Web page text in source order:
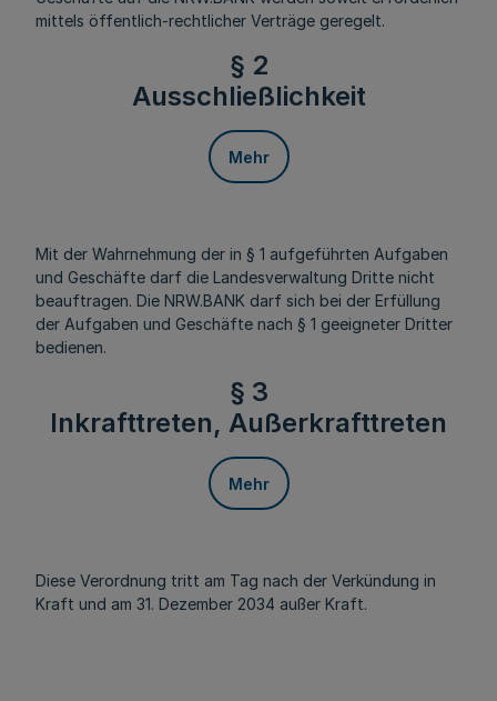
mittels öffentlich-rechtlicher Verträge geregelt.
§ 2
Ausschließlichkeit
Mehr
Mit der Wahrnehmung der in § 1 aufgeführten Aufgaben
und Geschäfte darf die Landesverwaltung Dritte nicht
beauftragen. Die NRW.BANK darf sich bei der Erfüllung
der Aufgaben und Geschäfte nach § 1 geeigneter Dritter
bedienen.
§ 3
Inkrafttreten, Außerkrafttreten
Mehr
Diese Verordnung tritt am Tag nach der Verkündung in
Kraft und am 31. Dezember 2034 außer Kraft.